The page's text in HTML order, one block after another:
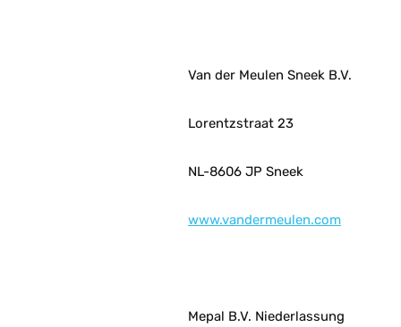
Van der Meulen Sneek B.V.
Lorentzstraat 23
NL-8606 JP Sneek
www.vandermeulen.com
Mepal B.V. Niederlassung